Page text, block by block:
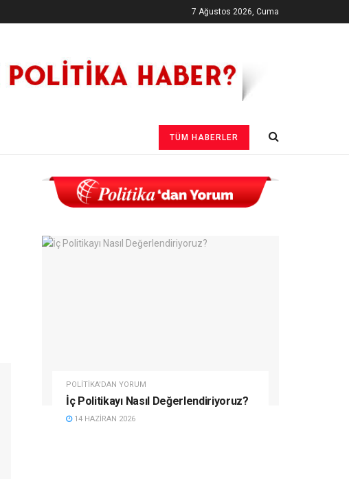
7 Ağustos 2026, Cuma
TÜM HABERLER
POLITIKA'DAN YORUM
İç Politikayı Nasıl Değerlendiriyoruz?
14 HAZIRAN 2026